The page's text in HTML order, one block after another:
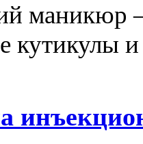
маникюр
кутикулы